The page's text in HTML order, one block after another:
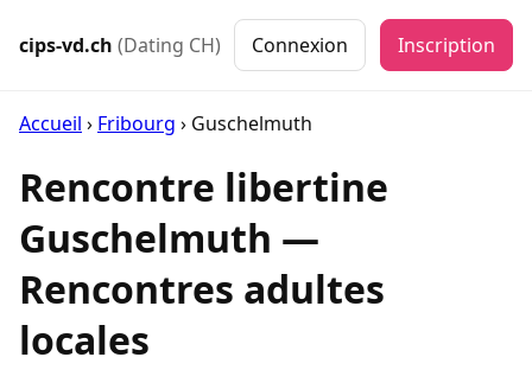
cips-vd.ch (Dating CH) Connexion Inscription
Accueil › Fribourg › Guschelmuth
Rencontre libertine
Guschelmuth —
Rencontres adultes
locales